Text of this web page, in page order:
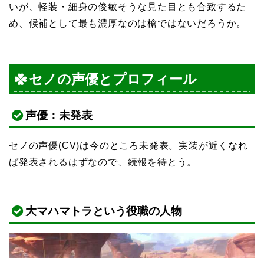
いが、軽装・細身の俊敏そうな見た目とも合致するた
め、候補として最も濃厚なのは槍ではないだろうか。
セノの声優とプロフィール
声優：未発表
セノの声優(CV)は今のところ未発表。実装が近くなれ
ば発表されるはずなので、続報を待とう。
大マハマトラという役職の人物